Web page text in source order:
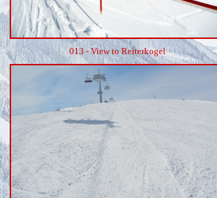
013 - View to Reiterkogel